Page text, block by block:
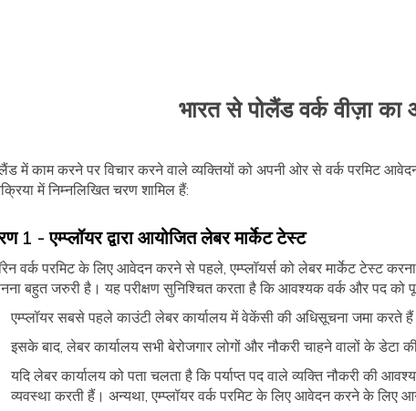
भारत से पोलैंड वर्क वीज़ा
में काम करने पर विचार करने वाले व्यक्तियों को अपनी ओर से वर्क परमिट
में निम्नलिखित चरण शामिल हैं:
1 - एम्प्लॉयर द्वारा आयोजित लेबर मार्केट टेस्ट
वर्क परमिट के लिए आवेदन करने से पहले, एम्प्लॉयर्स को लेबर मार्केट टेस्ट
बहुत जरुरी है। यह परीक्षण सुनिश्चित करता है कि आवश्यक वर्क और पद को
एम्प्लॉयर सबसे पहले काउंटी लेबर कार्यालय में वेकेंसी की अधिसूचना जमा करते
इसके बाद, लेबर कार्यालय सभी बेरोजगार लोगों और नौकरी चाहने वालों के डेटा
यदि लेबर कार्यालय को पता चलता है कि पर्याप्त पद वाले व्यक्ति नौकरी की
व्यवस्था करती हैं। अन्यथा, एम्प्लॉयर वर्क परमिट के लिए आवेदन करने के लिए